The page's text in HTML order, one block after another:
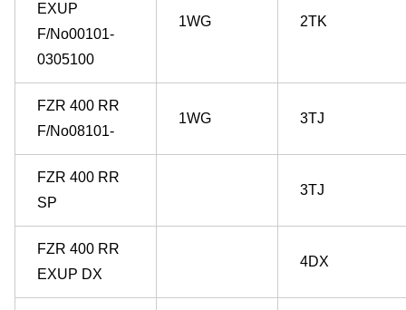
EXUP
F/No00101-
0305100
1WG 2TK
FZR 400 RR
F/No08101-
1WG 3TJ
FZR 400 RR
SP
3TJ
FZR 400 RR
EXUP DX
4DX